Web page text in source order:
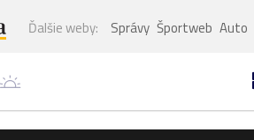
Ďalšie weby: Správy Športweb Auto